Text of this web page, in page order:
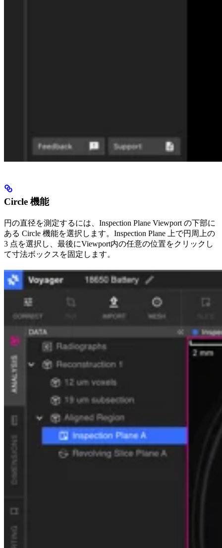
Circle 機能
円の直径を測定するには、Inspection Plane Viewport の下部に
ある Circle 機能を選択します。Inspection Plane 上で円周上の
3 点を選択し、最後にViewport内の任意の位置をクリックし
て寸法ボックスを固定します。